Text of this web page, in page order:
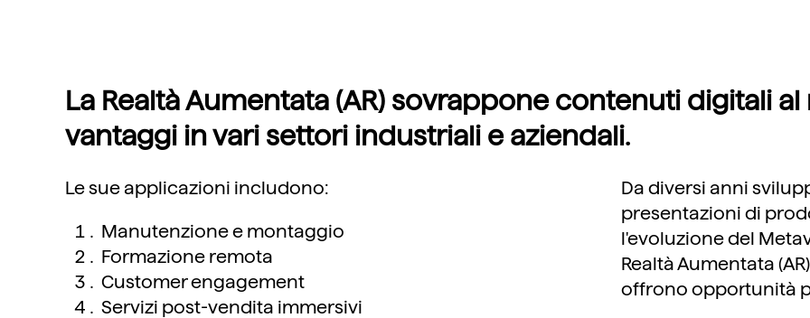
La Realtà Aumentata (AR) sovrappone contenuti digitali
vantaggi in vari settori industriali e aziendali.
Le sue applicazioni includono:
Manutenzione e montaggio
Formazione remota
Customer engagement
Servizi post-vendita immersivi
Da diversi anni
presentazioni di
l'evoluzione del
Realtà Aumentata
offrono opportunità